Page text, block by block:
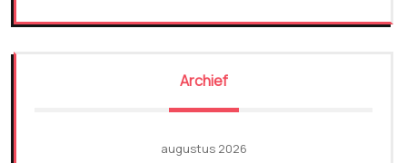
Archief
augustus 2026